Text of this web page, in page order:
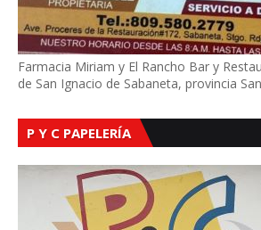
Farmacia Miriam y El Rancho Bar y
de San Ignacio de Sabaneta, provincia
P Y C PAPELERÍA